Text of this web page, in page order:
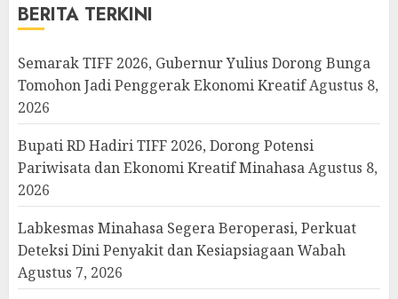
BERITA TERKINI
Semarak TIFF 2026, Gubernur Yulius Dorong Bunga
Tomohon Jadi Penggerak Ekonomi KreatifAgustus 8,
2026
Bupati RD Hadiri TIFF 2026, Dorong Potensi
Pariwisata dan Ekonomi Kreatif MinahasaAgustus 8,
2026
Labkesmas Minahasa Segera Beroperasi, Perkuat
Deteksi Dini Penyakit dan Kesiapsiagaan Wabah
Agustus 7, 2026